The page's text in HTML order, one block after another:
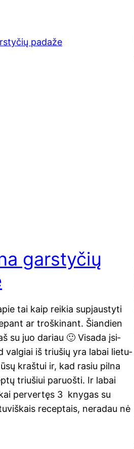
garstyčių
tai kaip rei­kia supjaus­ty­ti
ar troš­ki­nant. Šian­dien
su juo dariau 🙂 Visa­da įsi­
val­giai iš triu­šių yra labai lie­tu­
kraš­tui ir, kad rasiu pil­na
triu­šiui paruoš­ti. Ir labai
per­ver­tęs 3 kny­gas su
recep­tais, nera­dau nė